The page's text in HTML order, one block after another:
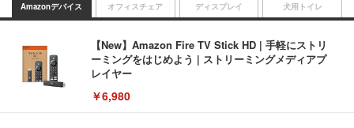
Amazonデバイス
【New】Amazon Fire TV Stick HD | 手軽にストリ
ーミングをはじめよう | ストリーミングメディアプ
レイヤー
￥6,980
オフィスチェア ディスプレイ 犬用トイレ